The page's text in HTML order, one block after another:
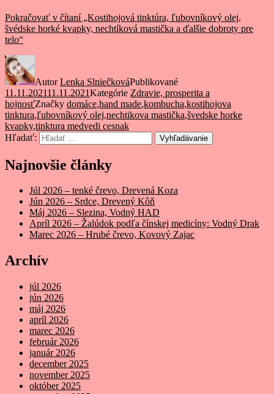
Pokračovať v čítaní„Kostihojová tinktúra, ľubovníkový olej,
švédske horké kvapky, nechtíková mastička a ďalšie dobroty pre
telo“
AutorLenka SlniečkováPublikované
11.11.202111.11.2021Kategórie Zdravie, prosperita a
hojnosťZnačky domáce,hand made,kombucha,kostihojova
tinktura,ľubovníkový olej,nechtikova mastička,švedske horke
kvapky,tinktura medvedi cesnak
Hľadať:
Vyhľadávanie
Najnovšie články
Júl 2026 – tenké črevo, Drevená Koza
Jún 2026 – Srdce, Drevený Kôň
Máj 2026 – Slezina, Vodný HAD
Apríl 2026 – Žalúdok podľa čínskej medicíny: Vodný Drak
Marec 2026 – Hrubé črevo, Kovový Zajac
Archív
júl 2026
jún 2026
máj 2026
apríl 2026
marec 2026
február 2026
január 2026
december 2025
november 2025
október 2025